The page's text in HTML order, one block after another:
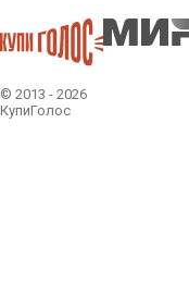
© 2013 - 2026
КупиГолос